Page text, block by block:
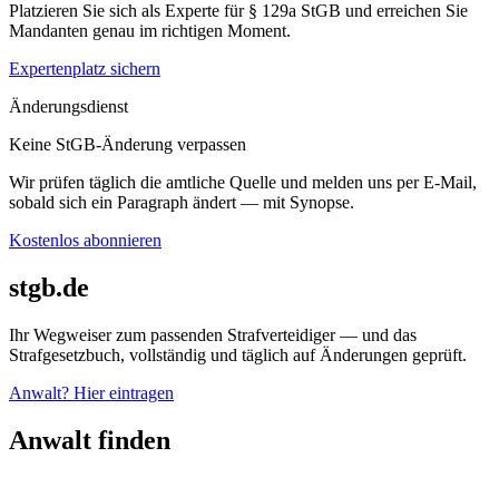
Platzieren Sie sich als Experte für § 129a StGB und erreichen Sie
Mandanten genau im richtigen Moment.
Expertenplatz sichern
Änderungsdienst
Keine StGB-Änderung verpassen
Wir prüfen täglich die amtliche Quelle und melden uns per E-Mail,
sobald sich ein Paragraph ändert — mit Synopse.
Kostenlos abonnieren
stgb.de
Ihr Wegweiser zum passenden Strafverteidiger — und das
Strafgesetzbuch, vollständig und täglich auf Änderungen geprüft.
Anwalt? Hier eintragen
Anwalt finden